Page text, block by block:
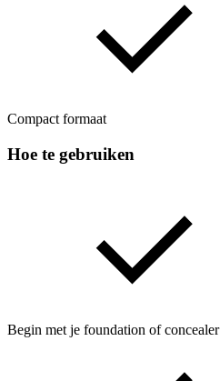
Compact formaat
Hoe te gebruiken
Begin met je foundation of concealer